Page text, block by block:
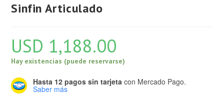
Sinfin Articulado
USD 1,188.00
Hay existencias (puede reservarse)
Hasta 12 pagos sin tarjeta con Mercado Pago.
Saber más